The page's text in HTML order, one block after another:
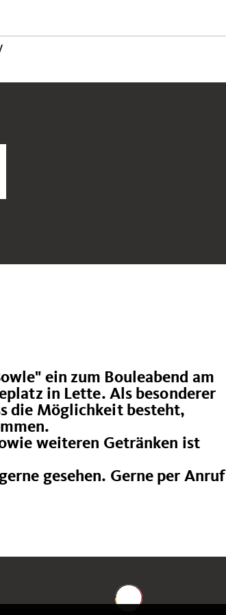
ein zum Bouleabend am
in Lette. Als besonderer
die Möglichkeit besteht,
weiteren Getränken ist
gesehen. Gerne per Anruf